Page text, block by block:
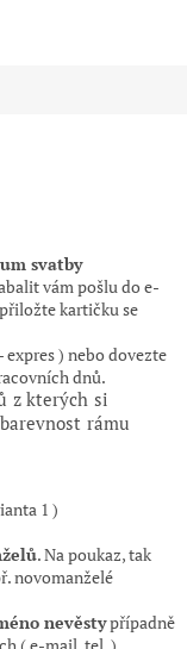
svatby
vám pošlu do e-
kartičku se
) nebo dovezte
dnů.
z kterých si
rámu
1 )
. Na poukaz, tak
novomanželé
nevěstypřípadně